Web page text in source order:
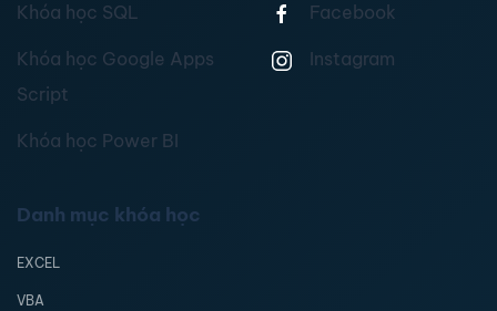
Khóa học SQL
Khóa học Google Apps
Script
Khóa học Power BI
Facebook
Instagram
Danh mục khóa học
EXCEL
VBA